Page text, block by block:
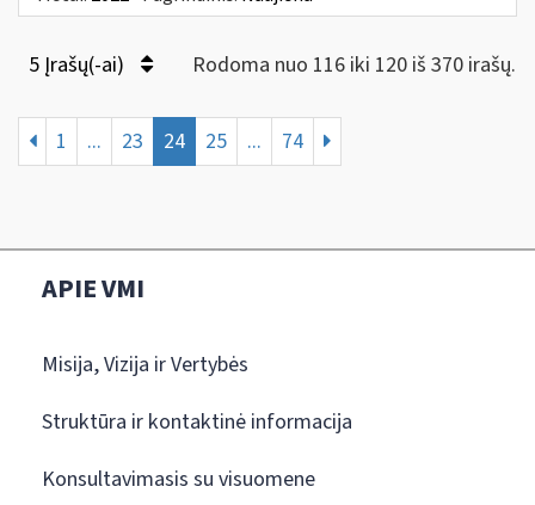
5 Įrašų(-ai) Rodoma nuo 116 iki 120 iš 370 irašų.
1 ... 23 24 25 ... 74
APIE VMI
Misija, Vizija ir Vertybės
Struktūra ir kontaktinė informacija
Konsultavimasis su visuomene